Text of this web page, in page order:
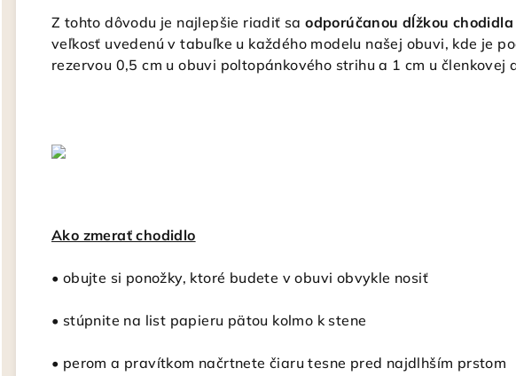
Z tohto dôvodu je najlepšie riadiť saodporúčanou dĺžkou chodidla
veľkosť uvedenú v tabuľke u každého modelu našej obuvi, kde je
rezervou 0,5 cm u obuvi poltopánkového strihu a 1 cm u členkovej
Ako zmerať chodidlo
• obujte si ponožky, ktoré budete v obuvi obvykle nosiť
• stúpnite na list papieru pätou kolmo k stene
• perom a pravítkom načrtnete čiaru tesne pred najdlhším prstom